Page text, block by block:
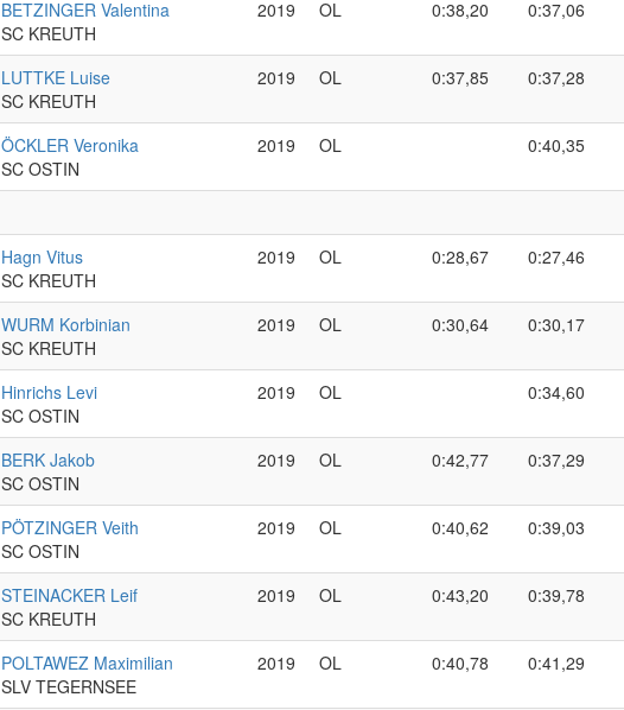
BETZINGER Valentina
SC KREUTH
2019 OL 0:38,20 0:37,06
LUTTKE Luise
SC KREUTH
2019 OL 0:37,85 0:37,28
ÖCKLER Veronika
SC OSTIN
2019 OL 0:40,35
Hagn Vitus
SC KREUTH
2019 OL 0:28,67 0:27,46
WURM Korbinian
SC KREUTH
2019 OL 0:30,64 0:30,17
Hinrichs Levi
SC OSTIN
2019 OL 0:34,60
BERK Jakob
SC OSTIN
2019 OL 0:42,77 0:37,29
PÖTZINGER Veith
SC OSTIN
2019 OL 0:40,62 0:39,03
STEINACKER Leif
SC KREUTH
2019 OL 0:43,20 0:39,78
POLTAWEZ Maximilian
SLV TEGERNSEE
2019 OL 0:40,78 0:41,29